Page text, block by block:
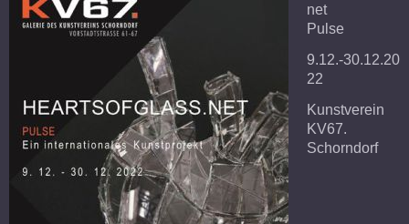
net
Pulse
9.12.-30.12.20
22
Kunstverein
KV67.
Schorndorf